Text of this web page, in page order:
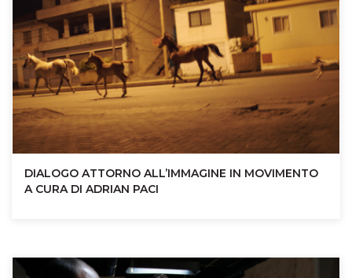
DIALOGO ATTORNO ALL’IMMAGINE IN MOVIMENTO
A CURA DI ADRIAN PACI